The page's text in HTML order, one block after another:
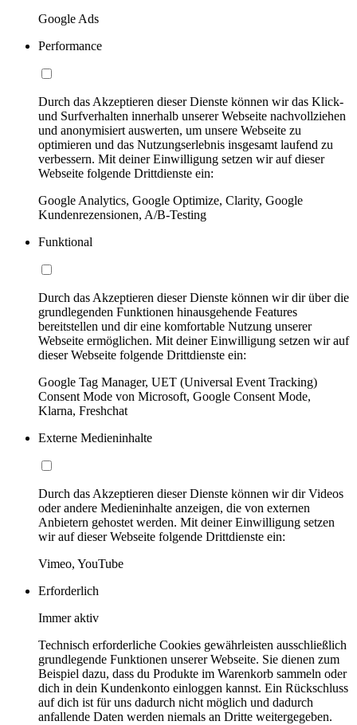
Google Ads
Performance
Durch das Akzeptieren dieser Dienste können wir das Klick-
und Surfverhalten innerhalb unserer Webseite nachvollziehen
und anonymisiert auswerten, um unsere Webseite zu
optimieren und das Nutzungserlebnis insgesamt laufend zu
verbessern. Mit deiner Einwilligung setzen wir auf dieser
Webseite folgende Drittdienste ein:
Google Analytics, Google Optimize, Clarity, Google
Kundenrezensionen, A/B-Testing
Funktional
Durch das Akzeptieren dieser Dienste können wir dir über die
grundlegenden Funktionen hinausgehende Features
bereitstellen und dir eine komfortable Nutzung unserer
Webseite ermöglichen. Mit deiner Einwilligung setzen wir auf
dieser Webseite folgende Drittdienste ein:
Google Tag Manager, UET (Universal Event Tracking)
Consent Mode von Microsoft, Google Consent Mode,
Klarna, Freshchat
Externe Medieninhalte
Durch das Akzeptieren dieser Dienste können wir dir Videos
oder andere Medieninhalte anzeigen, die von externen
Anbietern gehostet werden. Mit deiner Einwilligung setzen
wir auf dieser Webseite folgende Drittdienste ein:
Vimeo, YouTube
Erforderlich
Immer aktiv
Technisch erforderliche Cookies gewährleisten ausschließlich
grundlegende Funktionen unserer Webseite. Sie dienen zum
Beispiel dazu, dass du Produkte im Warenkorb sammeln oder
dich in dein Kundenkonto einloggen kannst. Ein Rückschluss
auf dich ist für uns dadurch nicht möglich und dadurch
anfallende Daten werden niemals an Dritte weitergegeben.